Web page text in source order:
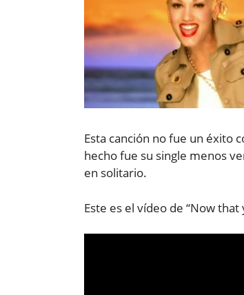
Esta canción no fue un éxito
hecho fue su single menos
en solitario.
Este es el vídeo de “Now that